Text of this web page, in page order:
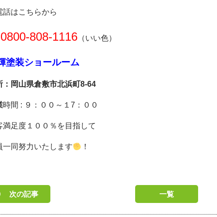
話はこちらから
0800-808-1116 （いい色）
塗装ショールーム
：岡山県倉敷市北浜町8-64
時間 : ９：００～１7：００
満足度１００％を目指して
一同努力いたし ます ！
次の記事 一覧